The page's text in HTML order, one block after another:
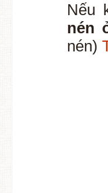
Nếu
nén
nén)